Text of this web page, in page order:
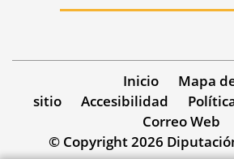
Inicio
Mapa
sitio
Accesibilidad
Correo Web
© Copyright 2026